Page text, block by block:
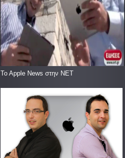
To Apple News στην ΝΕΤ